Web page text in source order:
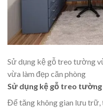
Sử dụng kệ gỗ treo tường
vừa làm đẹp căn phòng
Sử dụng kệ gỗ treo tường
Để tăng không gian lưu trữ,